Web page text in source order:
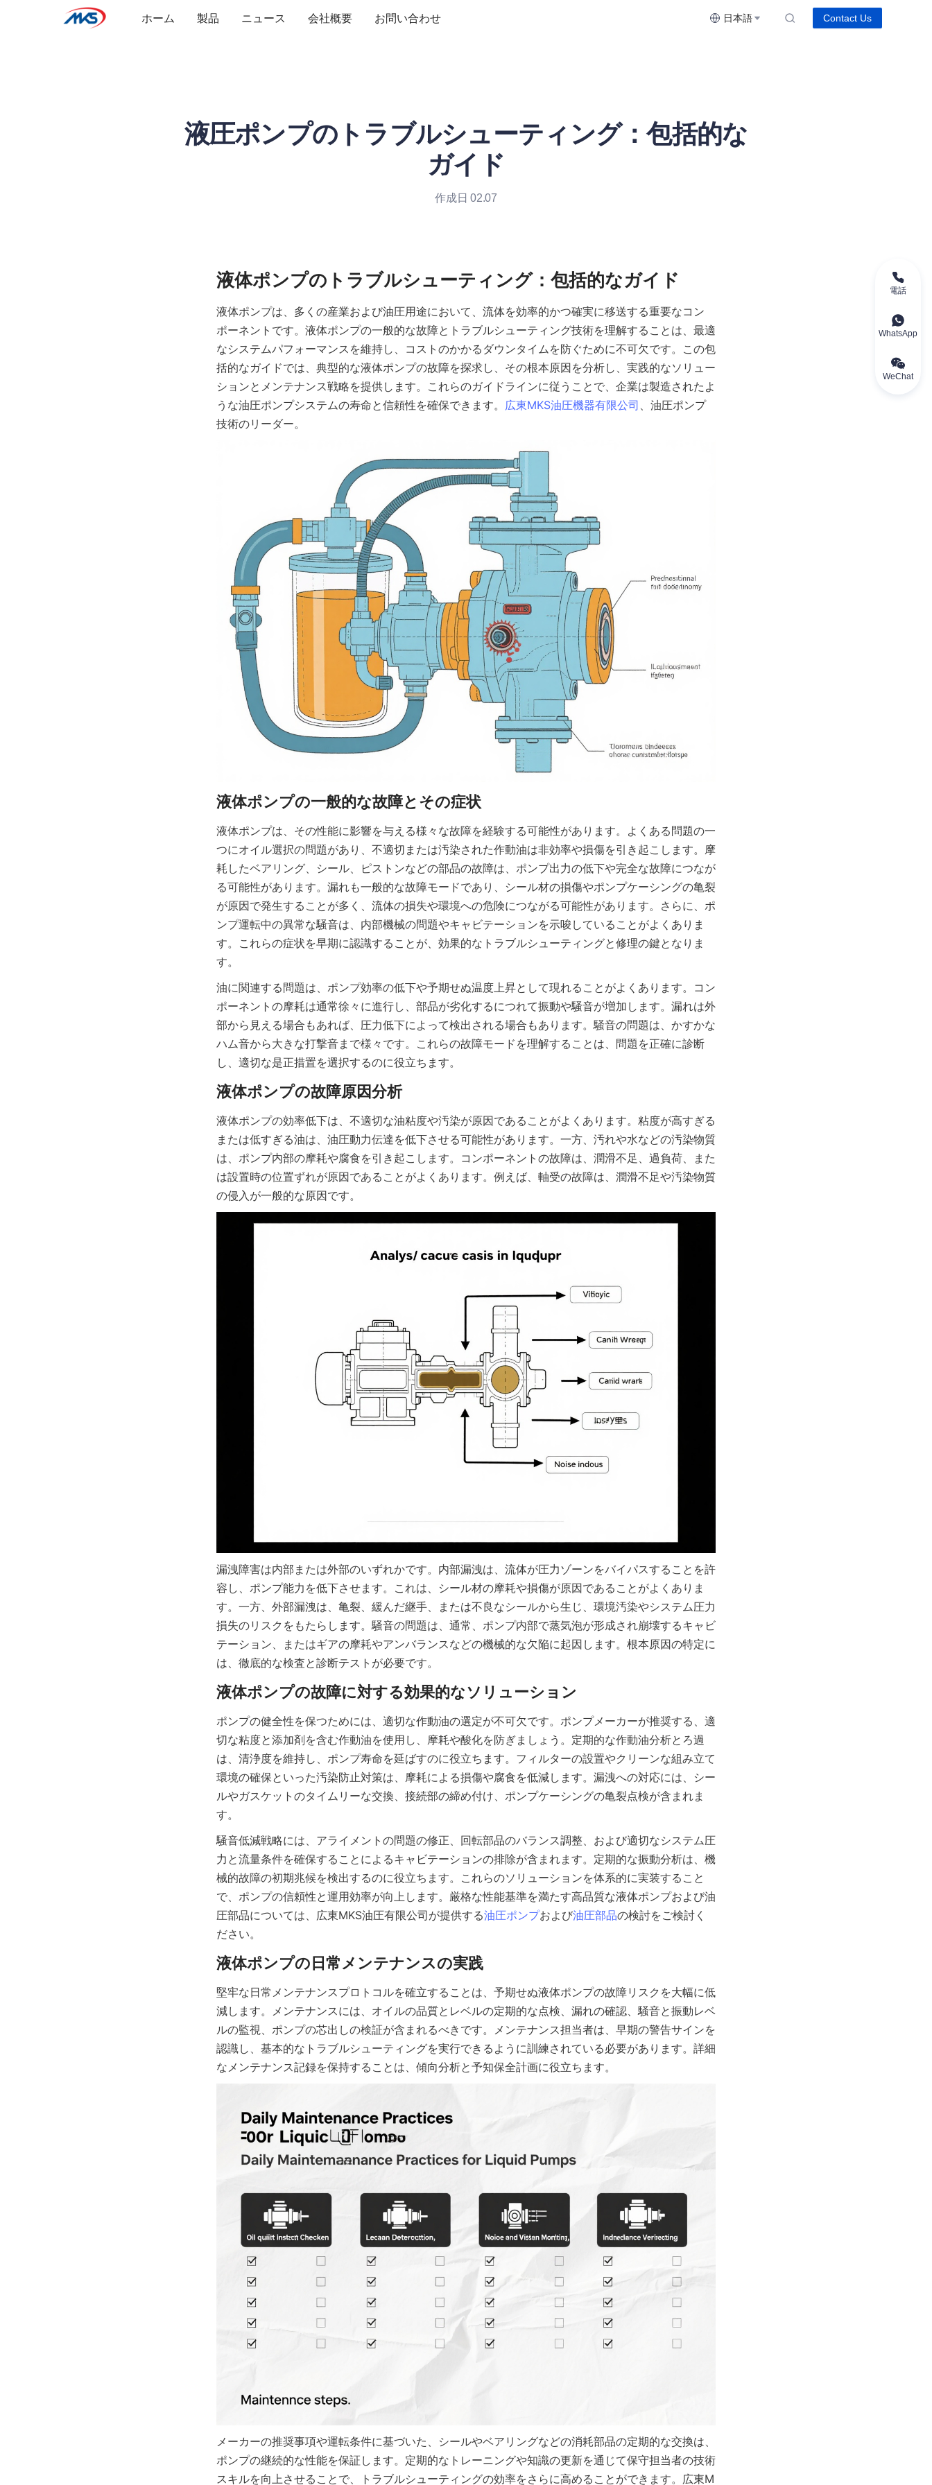
ホーム 製品 ニュース 会社概要 お問い合わせ 日本語 Contact Us
液圧ポンプのトラブルシューティング：包括的な
ガイド
作成日 02.07
液体ポンプは、多くの産業および油圧用途において、流体を効率的かつ確実に移送する重要なコン
ポーネントです。液体ポンプの一般的な故障とトラブルシューティング技術を理解することは、最適
なシステムパフォーマンスを維持し、コストのかかるダウンタイムを防ぐために不可欠です。この包
括的なガイドでは、典型的な液体ポンプの故障を探求し、その根本原因を分析し、実践的なソリュー
ションとメンテナンス戦略を提供します。これらのガイドラインに従うことで、企業は製造されたよ
うな油圧ポンプシステムの寿命と信頼性を確保できます。 広東MKS油圧機器有限公司 、油圧ポンプ
技術のリーダー。
液体ポンプは、その性能に影響を与える様々な故障を経験する可能性があります。よくある問題の一
つにオイル選択の問題があり、不適切または汚染された作動油は非効率や損傷を引き起こします。摩
耗したベアリング、シール、ピストンなどの部品の故障は、ポンプ出力の低下や完全な故障につなが
る可能性があります。漏れも一般的な故障モードであり、シール材の損傷やポンプケーシングの亀裂
が原因で発生することが多く、流体の損失や環境への危険につながる可能性があります。さらに、ポ
ンプ運転中の異常な騒音は、内部機械の問題やキャビテーションを示唆していることがよくありま
す。これらの症状を早期に認識することが、効果的なトラブルシューティングと修理の鍵となりま
す。
油に関連する問題は、ポンプ効率の低下や予期せぬ温度上昇として現れることがよくあります。コン
ポーネントの摩耗は通常徐々に進行し、部品が劣化するにつれて振動や騒音が増加します。漏れは外
部から見える場合もあれば、圧力低下によって検出される場合もあります。騒音の問題は、かすかな
ハム音から大きな打撃音まで様々です。これらの故障モードを理解することは、問題を正確に診断
し、適切な是正措置を選択するのに役立ちます。
液体ポンプの効率低下は、不適切な油粘度や汚染が原因であることがよくあります。粘度が高すぎる
または低すぎる油は、油圧動力伝達を低下させる可能性があります。一方、汚れや水などの汚染物質
は、ポンプ内部の摩耗や腐食を引き起こします。コンポーネントの故障は、潤滑不足、過負荷、また
は設置時の位置ずれが原因であることがよくあります。例えば、軸受の故障は、潤滑不足や汚染物質
の侵入が一般的な原因です。
漏洩障害は内部または外部のいずれかです。内部漏洩は、流体が圧力ゾーンをバイパスすることを許
容し、ポンプ能力を低下させます。これは、シール材の摩耗や損傷が原因であることがよくありま
す。一方、外部漏洩は、亀裂、緩んだ継手、または不良なシールから生じ、環境汚染やシステム圧力
損失のリスクをもたらします。騒音の問題は、通常、ポンプ内部で蒸気泡が形成され崩壊するキャビ
テーション、またはギアの摩耗やアンバランスなどの機械的な欠陥に起因します。根本原因の特定に
は、徹底的な検査と診断テストが必要です。
ポンプの健全性を保つためには、適切な作動油の選定が不可欠です。ポンプメーカーが推奨する、適
切な粘度と添加剤を含む作動油を使用し、摩耗や酸化を防ぎましょう。定期的な作動油分析とろ過
は、清浄度を維持し、ポンプ寿命を延ばすのに役立ちます。フィルターの設置やクリーンな組み立て
環境の確保といった汚染防止対策は、摩耗による損傷や腐食を低減します。漏洩への対応には、シー
ルやガスケットのタイムリーな交換、接続部の締め付け、ポンプケーシングの亀裂点検が含まれま
す。
騒音低減戦略には、アライメントの問題の修正、回転部品のバランス調整、および適切なシステム圧
力と流量条件を確保することによるキャビテーションの排除が含まれます。定期的な振動分析は、機
械的故障の初期兆候を検出するのに役立ちます。これらのソリューションを体系的に実装すること
で、ポンプの信頼性と運用効率が向上します。厳格な性能基準を満たす高品質な液体ポンプおよび油
圧部品については、広東MKS油圧有限公司が提供する油圧ポンプおよび油圧部品の検討をご検討く
ださい。
堅牢な日常メンテナンスプロトコルを確立することは、予期せぬ液体ポンプの故障リスクを大幅に低
減します。メンテナンスには、オイルの品質とレベルの定期的な点検、漏れの確認、騒音と振動レベ
ルの監視、ポンプの芯出しの検証が含まれるべきです。メンテナンス担当者は、早期の警告サインを
認識し、基本的なトラブルシューティングを実行できるように訓練されている必要があります。詳細
なメンテナンス記録を保持することは、傾向分析と予知保全計画に役立ちます。
メーカーの推奨事項や運転条件に基づいた、シールやベアリングなどの消耗部品の定期的な交換は、
ポンプの継続的な性能を保証します。定期的なトレーニングや知識の更新を通じて保守担当者の技術
スキルを向上させることで、トラブルシューティングの効率をさらに高めることができます。広東M
電話
WhatsApp
WeChat